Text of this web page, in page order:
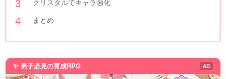
クリスタルでキャラ強化
まとめ
✨ 男子必見の育成RPG AD